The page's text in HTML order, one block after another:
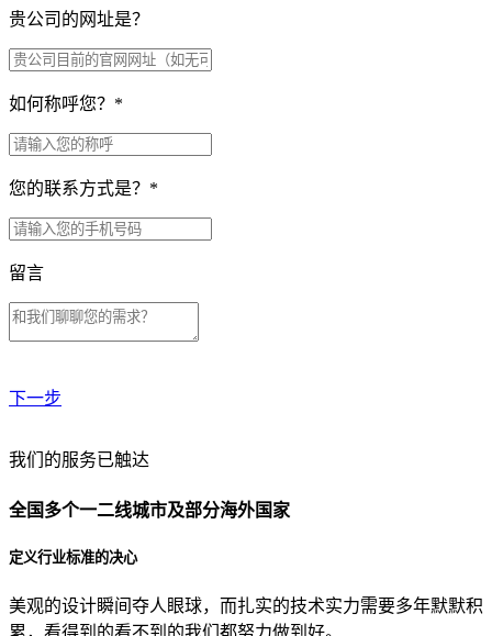
贵公司的网址是？
如何称呼您？ *
您的联系方式是？ *
留言
下一步
贵公司预算范围是？
贵公司的团队规模是？
目前主要的营销渠道是？
我们的服务已触达
全国多个一二线城市及部分海外国家
定义行业标准的决心
美观的设计瞬间夺人眼球，而扎实的技术实力需要多年默默积
累，看得到的看不到的我们都努力做到好。